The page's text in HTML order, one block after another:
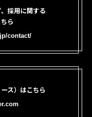
採用に関する
ら
contact/
ス）はこちら